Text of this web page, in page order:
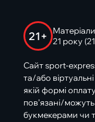
21+
21 року
Сайт sport-
та/або
якій формі
пов’язані/
букмекерами чи